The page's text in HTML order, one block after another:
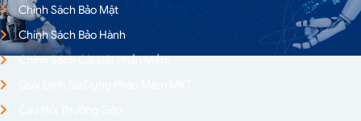
Chính Sách Bảo Mật
Chính Sách Bảo Hành
Chính Sách Cài Đặt Phần Mềm